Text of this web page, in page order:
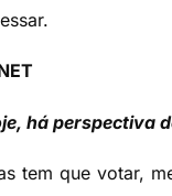
há perspectiva
tem que votar,